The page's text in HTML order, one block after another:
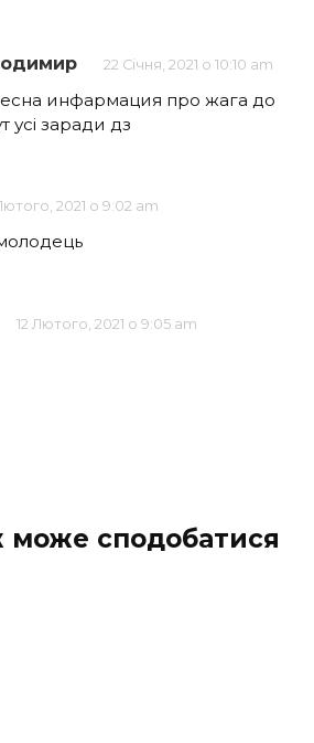
22 Січня, 2021 о 10:10 am
инфармация про жага до
усі заради дз
2021 о 9:02 am
12 Лютого, 2021 о 9:05 am
може сподобатися